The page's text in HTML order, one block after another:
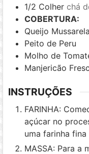
1/2 Colher chá
COBERTURA:
Queijo Mussarela
Peito de Peru
Molho de
Manjericão
INSTRUÇÕES
FARINHA:
açúcar no
uma farinha fina
MASSA: Para a